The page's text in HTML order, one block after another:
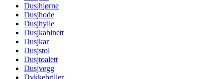
Dusjhjørne
Dusjhode
Dusjhylle
Dusjkabinett
Dusjkar
Dusjstol
Dusjtoalett
Dusjvegg
Dykkebriller